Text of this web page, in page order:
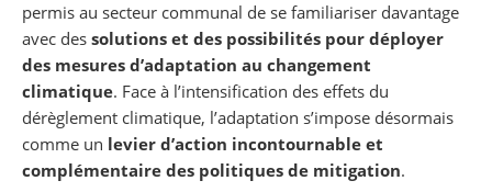
permis au secteur communal de se familiariser davantage
avec des solutions et des possibilités pour déployer
des mesures d’adaptation au changement
climatique. Face à l’intensification des effets du
dérèglement climatique, l’adaptation s’impose désormais
comme un levier d’action incontournable et
complémentaire des politiques de mitigation.